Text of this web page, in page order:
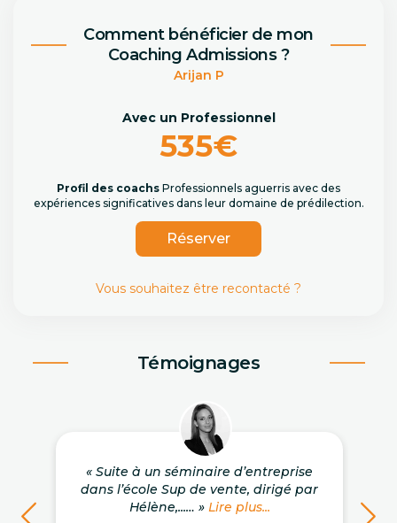
Comment bénéficier de mon
Coaching Admissions ?
Arijan P
Avec un Professionnel
535€
Profil des coachs Professionnels aguerris avec des
expériences significatives dans leur domaine de prédilection.
Réserver
Vous souhaitez être recontacté ?
Témoignages
« Suite à un séminaire d’entreprise
dans l’école Sup de vente, dirigé par
Hélène,...… » Lire plus...